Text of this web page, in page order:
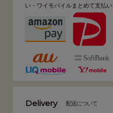
い・ワイモバイルまとめて支払い
Delivery 配送について